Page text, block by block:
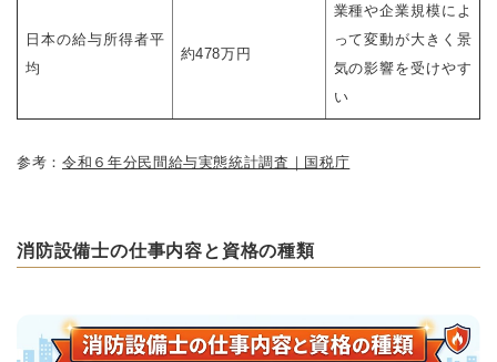
日本の給与所得者平
均
約478万円
業種や企業規模によ
って変動が大きく景
気の影響を受けやす
い
参考： 令和６年分民間給与実態統計調査｜国税庁
消防設備士の仕事内容と資格の種類